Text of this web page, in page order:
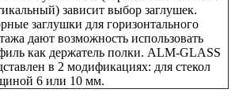
зависит выбор заглушек.
заглушки для горизонтального
дают возможность использовать
как держатель полки. ALM-GLASS
в 2 модификациях: для стекол
6 или 10 мм.